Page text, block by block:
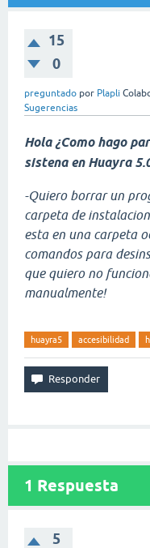
15
0
preguntado por Plapli
Sugerencias
Hola ¿Como hago
sistena en Huayra
-Quiero borrar un
carpeta de
esta en una carpeta
comandos para
que quiero no
manualmente!
huayra5 accesibilidad
1 Respuesta
5